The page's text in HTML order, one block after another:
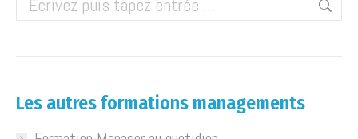
Les autres formations managements